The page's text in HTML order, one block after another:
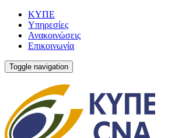
ΚΥΠΕ
Υπηρεσίες
Ανακοινώσεις
Επικοινωνία
Toggle navigation